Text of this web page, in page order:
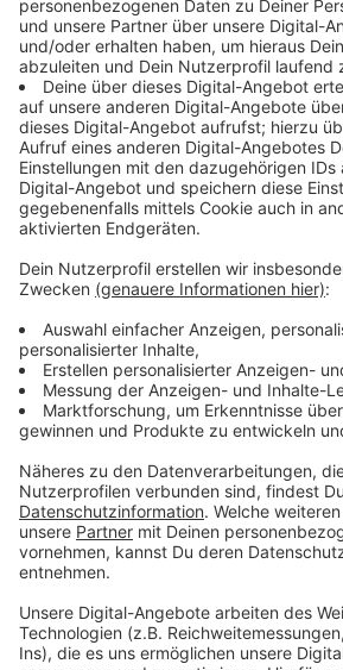
Immer auf dem
bleiben!
Verpass' nichts mehr - mit
ANTENNE BAYERN Newsletter.
Lifestyle oder unsere neuesten
informieren dich.
Zum Newsletter
Du möchtest uns etwas
Kontaktformular